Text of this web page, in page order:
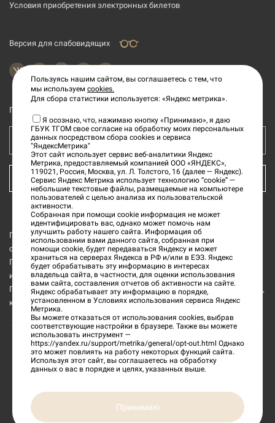
Условия приобретения электронных билетов
Версия для слабовидящих
Подпишитесь на рассылку новостей
Ваш e-mail адрес
КУПИТЬ БИЛЕТ
Государственное бюджетное учреждение культуры «Тверской
области Тверской государственный объединённый музей» (далее
ГБУК ТГОМ) является обладателем исключительных прав на все
изображения интерьеров и музейных предметов из коллекции
ГБУК ТГОМ, а также на все изображения и текстовую информацию,
которые размещены на данном официальном сайте.
2026«Тверской государственный объединенный
музей»
Сделано в
Пользуясь нашим сайтом, вы соглашаетесь с тем, что
мы используем cookies.
Для сбора статистики используется: «Яндекс метрика».
Я осознаю, что, нажимаю кнопку «Принимаю», я даю
ГБУК ТГОМ свое согласие на обработку моих персональных
данных посредством сбора cookies и сервиса
"ЯндексМетрика"
Этот сайт использует сервис веб-аналитики Яндекс
Метрика, предоставляемый компанией ООО «ЯНДЕКС»,
119021, Россия, Москва, ул. Л. Толстого, 16 (далее — Яндекс).
Сервис Яндекс Метрика использует технологию “cookie” —
небольшие текстовые файлы, размещаемые на компьютере
пользователей с целью анализа их пользовательской
активности.
Собранная при помощи cookie информация не может
идентифицировать вас, однако может помочь нам
улучшить работу нашего сайта. Информация об
использовании вами данного сайта, собранная при
помощи cookie, будет передаваться Яндексу и может
храниться на серверах Яндекса в РФ и/или в ЕЭЗ. Яндекс
будет обрабатывать эту информацию в интересах
владельца сайта, в частности, для оценки использования
вами сайта, составления отчетов об активности на сайте.
Яндекс обрабатывает эту информацию в порядке,
установленном в Условиях использования сервиса Яндекс
Метрика.
Вы можете отказаться от использования cookies, выбрав
соответствующие настройки в браузере. Также вы можете
использовать инструмент —
https://yandex.ru/support/metrika/general/opt-out.html Однако
это может повлиять на работу некоторых функций сайта.
Используя этот сайт, вы соглашаетесь на обработку
данных о вас в порядке и целях, указанных выше.
Принимаю